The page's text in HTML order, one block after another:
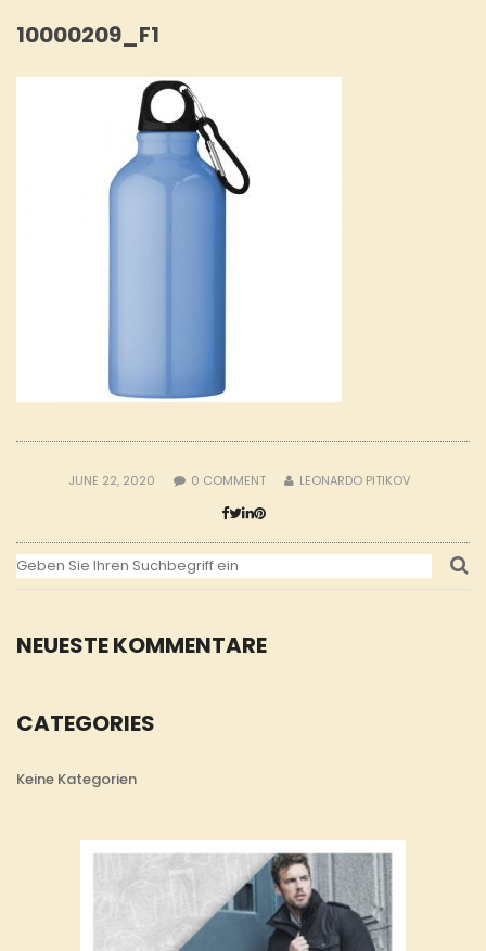
NEUESTE KOMMENTARE
CATEGORIES
Keine Kategorien
10000209_F1
JUNE 22, 2020 0 COMMENT LEONARDO PITIKOV